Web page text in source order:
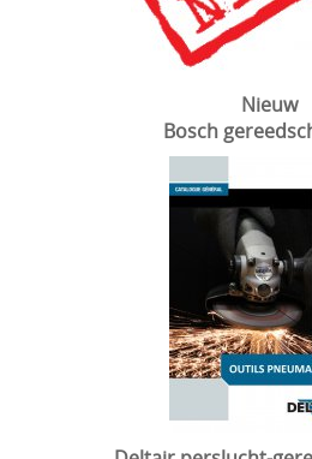
Blowers / Soufflantes /
Vonkarme gereedschappen
Nieuw
Bosch